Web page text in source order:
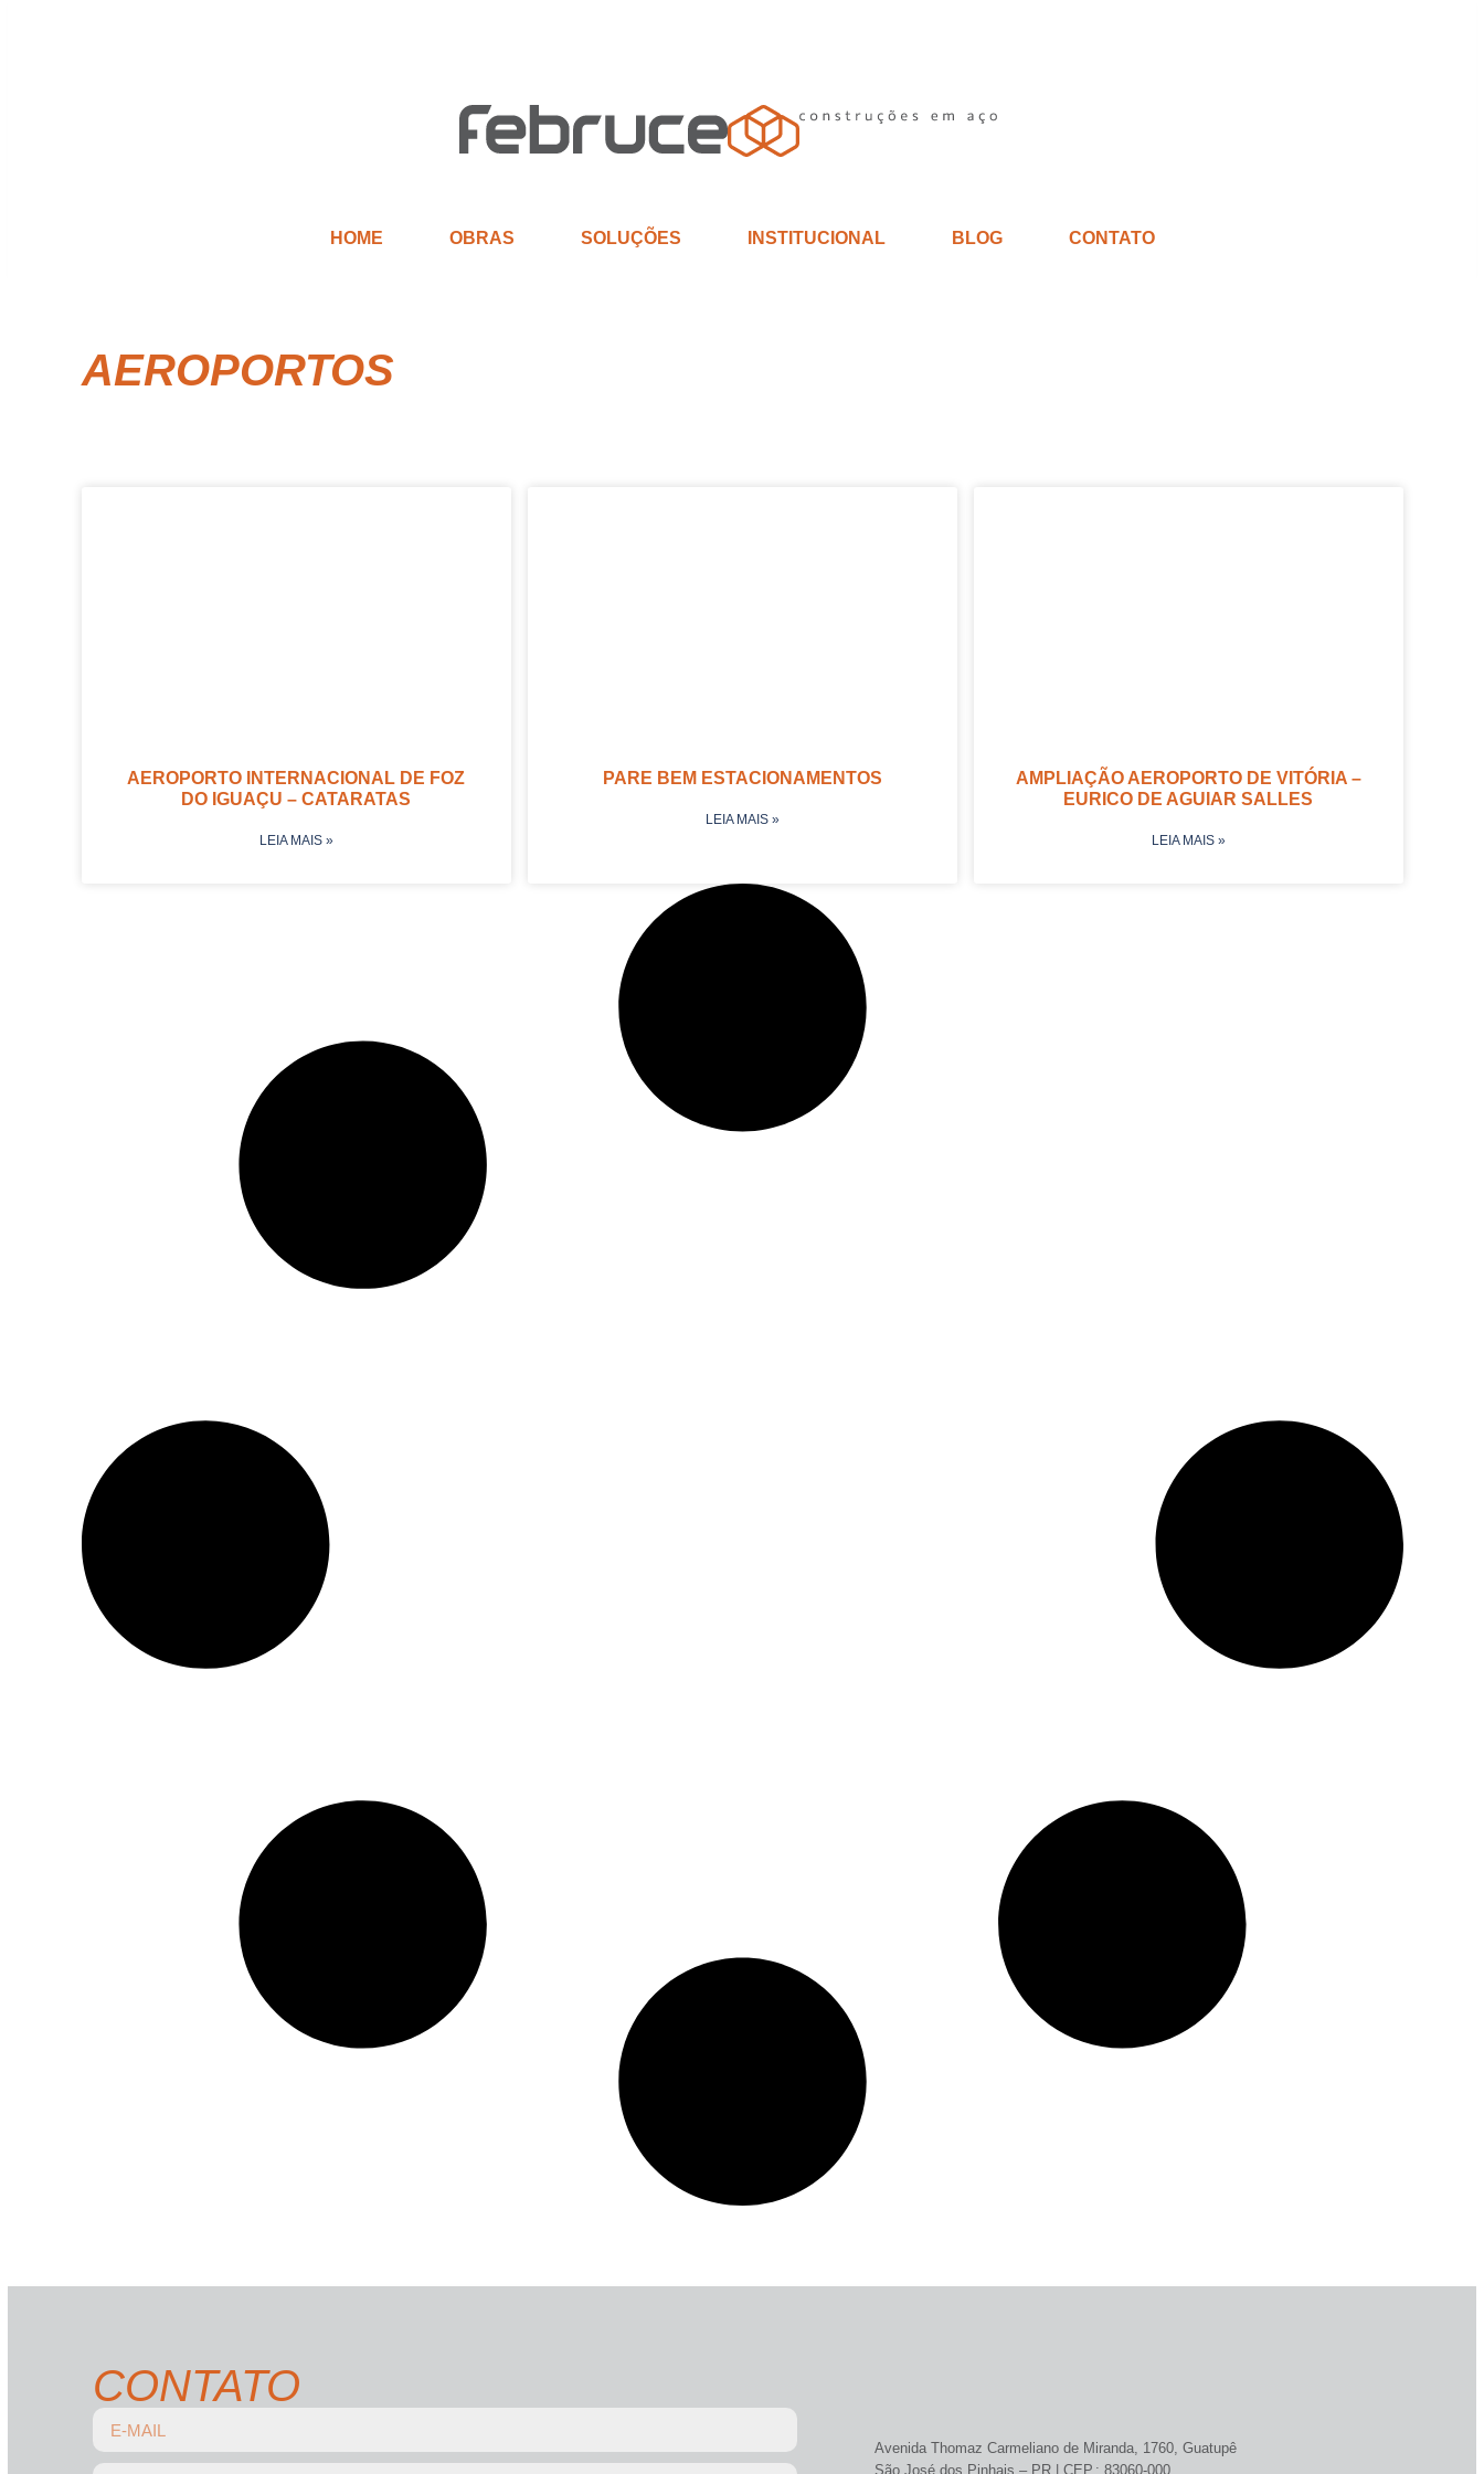
HOME OBRAS SOLUÇÕES INSTITUCIONAL BLOG CONTATO
AEROPORTOS
AEROPORTO INTERNACIONAL DE FOZ
DO IGUAÇU – CATARATAS
LEIA MAIS »
PARE BEM ESTACIONAMENTOS
LEIA MAIS »
AMPLIAÇÃO AEROPORTO DE VITÓRIA –
EURICO DE AGUIAR SALLES
LEIA MAIS »
CONTATO
Avenida Thomaz Carmeliano de Miranda, 1760, Guatupê
São José dos Pinhais – PR | CEP.: 83060-000